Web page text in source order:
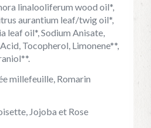
linalooliferum wood oil*,
aurantium leaf/twig oil*,
leaf oil*, Sodium Anisate,
Tocopherol, Limonene**,
millefeuille, Romarin
Jojoba et Rose